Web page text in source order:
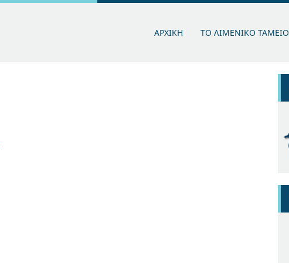
ΑΡΧΙΚΗ ΤΟ ΛΙΜΕΝΙΚΟ ΤΑΜΕΙΟ